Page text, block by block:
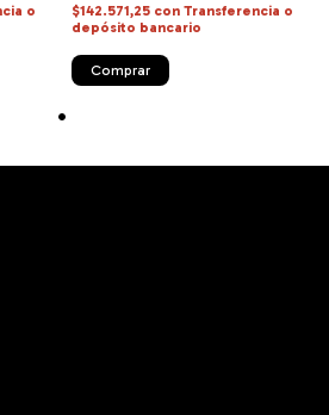
o
$142.571,25 con Transferencia o
depósito bancario
Comprar